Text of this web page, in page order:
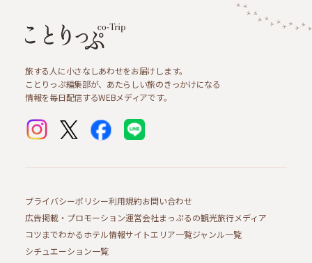
旅する人に小さなしあわせをお届けします。
ことりっぷ編集部が、あたらしい旅のきっかけになる
情報を毎日配信するWEBメディアです。
プライバシーポリシー利用規約お問い合わせ
広告掲載・プロモーション運営会社まっぷるの観光旅行メディア
コツまでわかるホテル情報サイトエリア一覧ジャンル一覧
シチュエーション一覧